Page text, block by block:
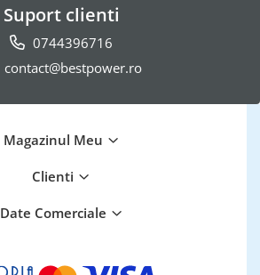
Suport clienti
0744396716
contact@bestpower.ro
Magazinul Meu
Clienti
Date Comerciale